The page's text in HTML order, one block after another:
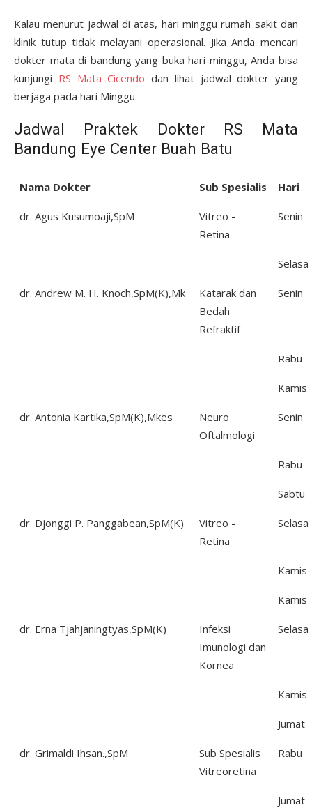
Kalau menurut jadwal di atas, hari minggu rumah sakit dan
klinik tutup tidak melayani operasional. Jika Anda mencari
dokter mata di bandung yang buka hari minggu, Anda bisa
kunjungi RS Mata Cicendo dan lihat jadwal dokter yang
berjaga pada hari Minggu.
Jadwal Praktek Dokter RS Mata
Bandung Eye Center Buah Batu
Nama Dokter Sub Spesialis Hari
dr. Agus Kusumoaji,SpM
Vitreo -
Retina
Senin
Selasa
dr. Andrew M. H. Knoch,SpM(K),Mk
Katarak dan
Bedah
Refraktif
Senin
Rabu
Kamis
dr. Antonia Kartika,SpM(K),Mkes
Neuro
Oftalmologi
Senin
Rabu
Sabtu
dr. Djonggi P. Panggabean,SpM(K)
Vitreo -
Retina
Selasa
Kamis
Kamis
dr. Erna Tjahjaningtyas,SpM(K)
Infeksi
Imunologi dan
Kornea
Selasa
Kamis
Jumat
dr. Grimaldi Ihsan.,SpM
Sub Spesialis
Vitreoretina
Rabu
Jumat